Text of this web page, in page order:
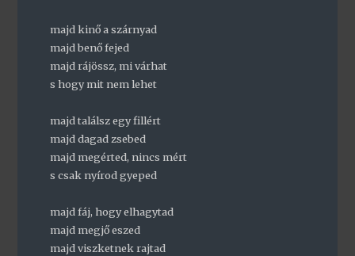
majd kinő a szárnyad
majd benő fejed
majd rájössz, mi várhat
s hogy mit nem lehet
majd találsz egy fillért
majd dagad zsebed
majd megérted, nincs mért
s csak nyírod gyeped
majd fáj, hogy elhagytad
majd megjő eszed
majd viszketnek rajtad